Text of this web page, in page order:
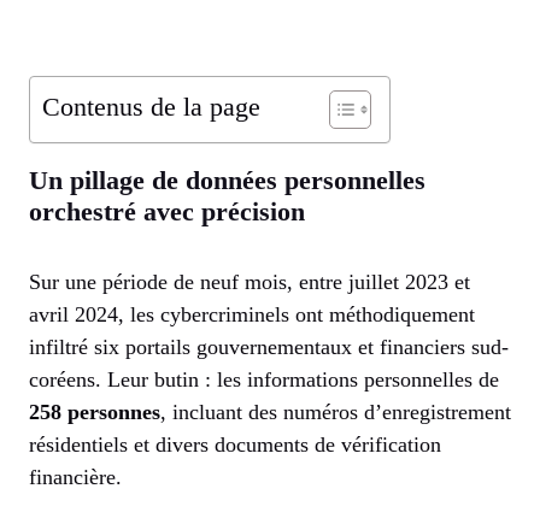
Contenus de la page
Un pillage de données personnelles
orchestré avec précision
Sur une période de neuf mois, entre juillet 2023 et
avril 2024, les cybercriminels ont méthodiquement
infiltré six portails gouvernementaux et financiers sud-
coréens. Leur butin : les informations personnelles de
258 personnes, incluant des numéros d’enregistrement
résidentiels et divers documents de vérification
financière.